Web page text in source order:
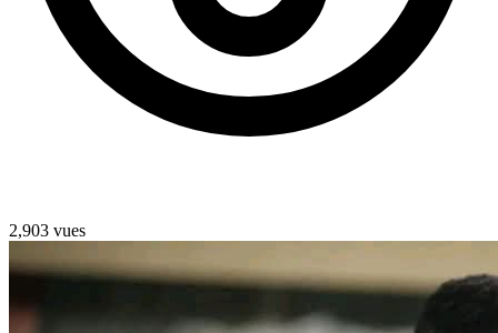
2,903 vues